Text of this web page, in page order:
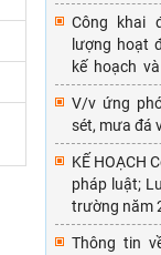
Công khai
lượng hoạt
kế hoạch
dục Năm
V/v ứng
sét, mưa đá
KẾ HOẠCH
pháp luật;
trường năm
Thông tin